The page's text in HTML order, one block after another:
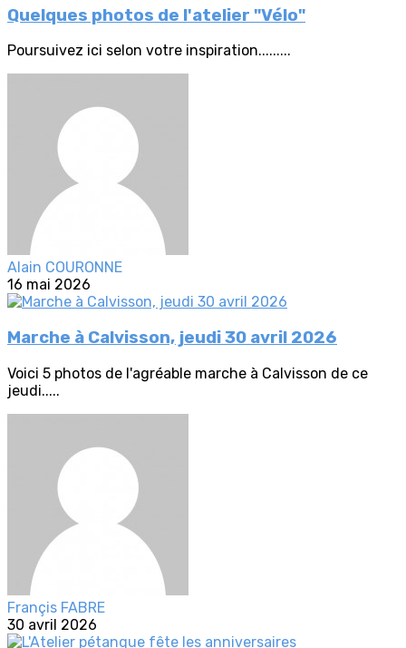
Quelques photos de l'atelier "Vélo"
Poursuivez ici selon votre inspiration.........
Alain COURONNE
16 mai 2026
Marche à Calvisson, jeudi 30 avril 2026
Voici 5 photos de l'agréable marche à Calvisson de ce
jeudi.....
Françis FABRE
30 avril 2026